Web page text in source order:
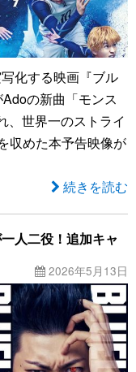
化する映画『ブル
の新曲「モンス
、世界一のストライ
収めた本予告映像が
続きを読む
人二役！追加キャ
2026年5月13日